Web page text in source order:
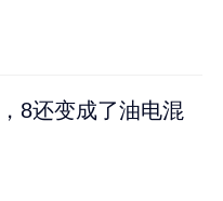
8还变成了油电混